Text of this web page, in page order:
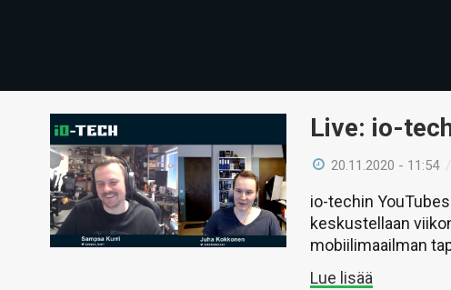
Live: io-
20.11.2020 - 11:54
io-techin
keskustellaan
mobiilimaailman
Lue lisää